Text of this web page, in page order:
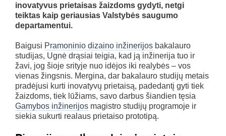
inovatyvus prietaisas žaizdoms gydyti, netgi
teiktas kaip geriausias Valstybės saugumo
departamentui.
Baigusi Pramoninio dizaino inžinerijos bakalauro
studijas, Ugnė drąsiai teigia, kad ją inžinerija tuo ir
žavi, jog šioje srityje nuo idėjos iki realybės – vos
vienas žingsnis. Mergina, dar bakalauro studijų metais
pradėjusi kurti inovatyvų prietaisą, padedantį gyti tiek
žaizdoms, tiek lūžiams, savo darbus šiandien tęsia
Gamybos inžinerijos magistro studijų programoje ir
siekia sukurti realaus prietaiso prototipą.